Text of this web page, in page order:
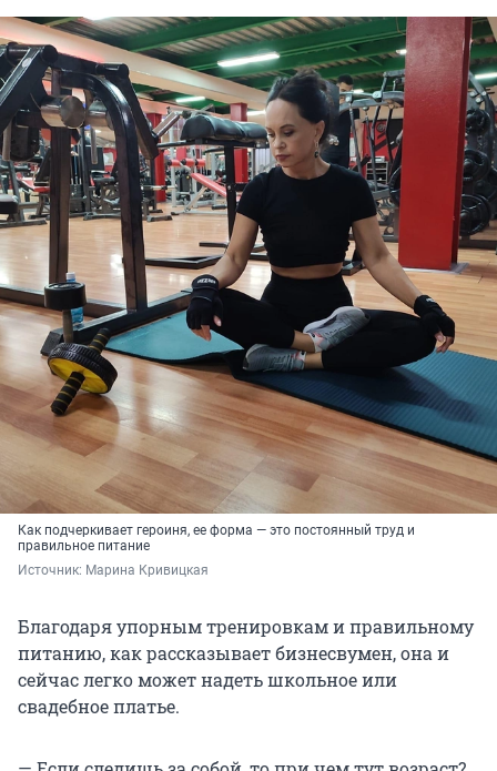
Как подчеркивает героиня, ее форма — это постоянный труд и
правильное питание
Источник: Марина Кривицкая
Благодаря упорным тренировкам и правильному
питанию, как рассказывает бизнесвумен, она и
сейчас легко может надеть школьное или
свадебное платье.